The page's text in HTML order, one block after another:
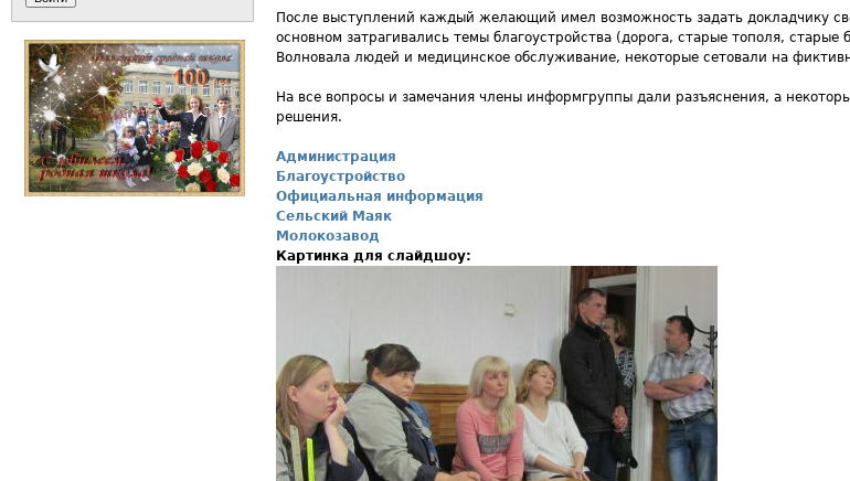
После выступлений каждый желающий имел возможность задать докладчику
основном затрагивались темы благоустройства (дорога, старые тополя,
Волновала людей и медицинское обслуживание, некоторые сетовали на
На все вопросы и замечания члены информгруппы дали разъяснения, а
решения.
Администрация
Благоустройство
Официальная информация
Сельский Маяк
Молокозавод
Картинка для слайдшоу: